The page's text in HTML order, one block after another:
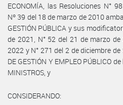
ECONOMÍA, las Resoluciones N°
Nº 39 del 18 de marzo de 2010
GESTIÓN PÚBLICA y sus
de 2021, N° 52 del 21 de marzo
2022 y N° 271 del 2 de diciembre de
DE GESTIÓN Y EMPLEO PÚBLICO
MINISTROS, y
CONSIDERANDO: